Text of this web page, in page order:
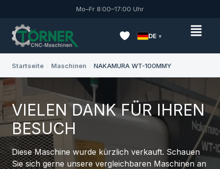
Mo–Fr 8:00–17:00 Uhr
DE
Startseite Maschinen NAKAMURA WT-100MMY
VIELEN DANK FÜR IHREN
BESUCH
Diese Maschine wurde kürzlich verkauft. Schauen
Sie sich gerne unsere vergleichbaren Maschinen an